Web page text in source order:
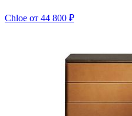
Chloe от 44 800 ₽